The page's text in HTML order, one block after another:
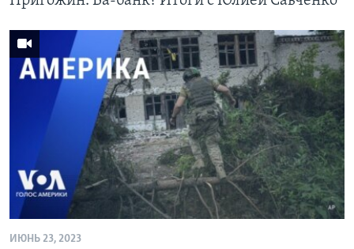
ИЮНЬ 23, 2023